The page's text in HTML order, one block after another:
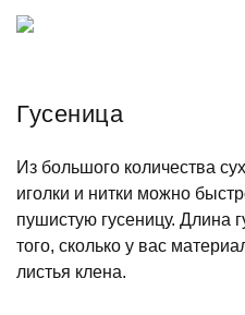
Гусеница
Из большого количества
иголки и нитки можно
пушистую гусеницу. Длина
того, сколько у вас
листья клена.